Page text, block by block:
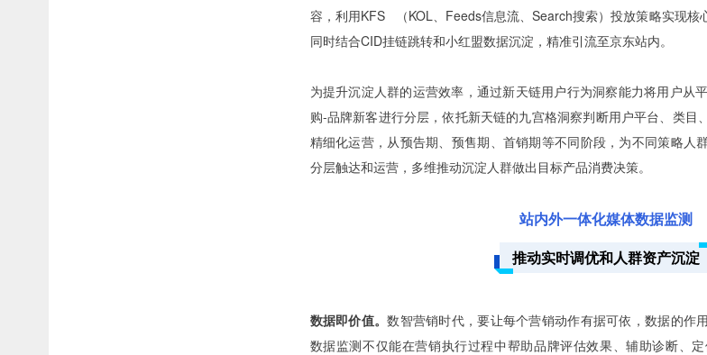
容，利用KFS
（KOL、Feeds信息流、Search搜索）投放策略实现
同时结合CID挂链跳转和小红盟数据沉淀，精准引流至京东站内。
为提升沉淀人群的运营效率，通过新天链用户行为洞察能力将用户从
购-品牌新客进行分层，依托新天链的九宫格洞察判断用户平台、类目
精细化运营，从预告期、预售期、首销期等不同阶段，为不同策略人
分层触达和运营，多维推动沉淀人群做出目标产品消费决策。
站内外一体化媒体数据监测
推动实时调优和人群资产沉淀
数据即价值。数智营销时代，要让每个营销动作有据可依，数据的作
数据监测不仅能在营销执行过程中帮助品牌评估效果、辅助诊断、